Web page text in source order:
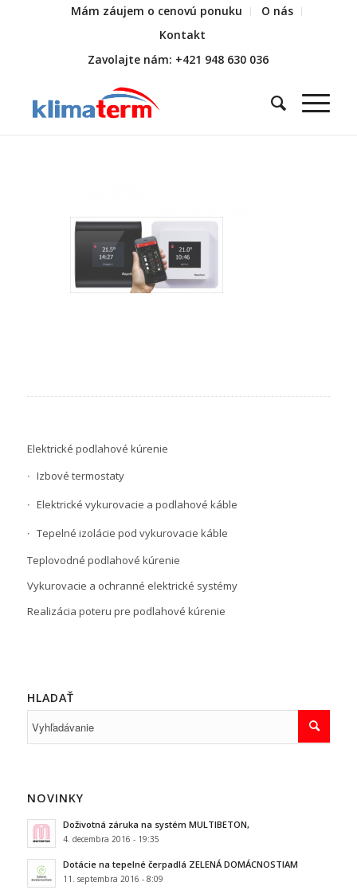
Mám záujem o cenovú ponuku
O nás
Kontakt
Zavolajte nám: +421 948 630 036
Elektrické podlahové kúrenie
Izbové termostaty
Elektrické vykurovacie a podlahové káble
Tepelné izolácie pod vykurovacie káble
Teplovodné podlahové kúrenie
Vykurovacie a ochranné elektrické systémy
Realizácia poteru pre podlahové kúrenie
HLADAŤ
NOVINKY
Doživotná záruka na systém MULTIBETON,
4. decembra 2016 - 19:35
Dotácie na tepelné čerpadlá ZELENÁ DOMÁCNOSTIAM
11. septembra 2016 - 8:09